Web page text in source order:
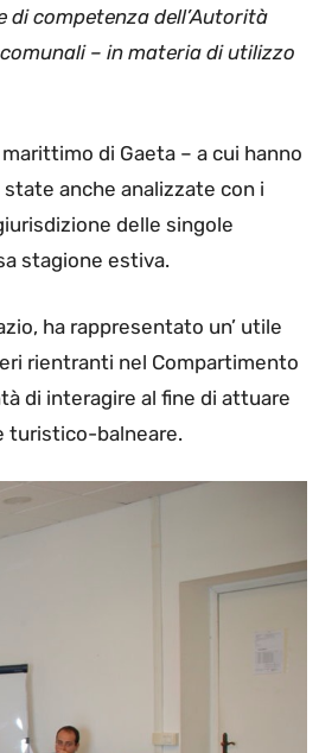
competenza dell’Autorità
– in materia di utilizzo
di Gaeta – a cui hanno
anche analizzate con i
delle singole
stagione estiva.
ha rappresentato un’ utile
rientranti nel Compartimento
di interagire al fine di attuare
turistico-balneare.